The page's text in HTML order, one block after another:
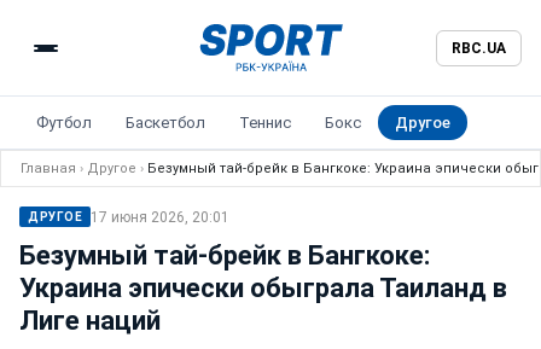
RBC.UA
Футбол Баскетбол Теннис Бокс Другое
Главная › Другое › Безумный тай-брейк в Бангкоке: Украина эпически
ДРУГОЕ 17 июня 2026, 20:01
Безумный тай-брейк в Бангкоке:
Украина эпически обыграла Таиланд в
Лиге наций